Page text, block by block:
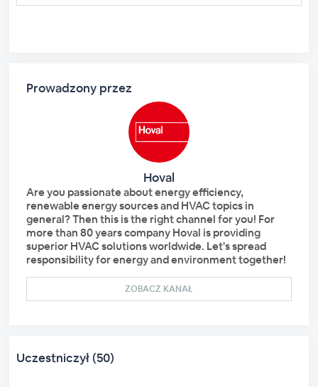
Prowadzony przez
Hoval
Are you passionate about energy efficiency,
renewable energy sources and HVAC topics in
general? Then this is the right channel for you! For
more than 80 years company Hoval is providing
superior HVAC solutions worldwide. Let's spread
responsibility for energy and environment together!
ZOBACZ KANAŁ
Uczestniczył (50)